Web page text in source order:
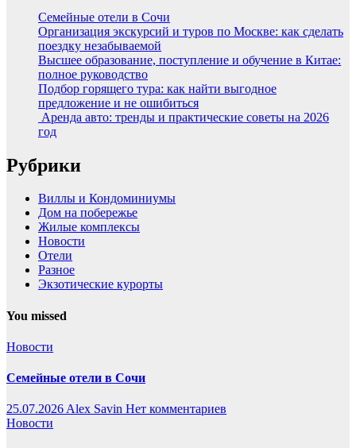
Семейные отели в Сочи
Организация экскурсий и туров по Москве: как сделать
поездку незабываемой
Высшее образование, поступление и обучение в Китае:
полное руководство
Подбор горящего тура: как найти выгодное
предложение и не ошибиться
Аренда авто: тренды и практические советы на 2026
год
Рубрики
Виллы и Кондоминиумы
Дом на побережье
Жилые комплексы
Новости
Отели
Разное
Экзотические курорты
You missed
Новости
Семейные отели в Сочи
25.07.2026Alex Savin Нет комментариев
Новости